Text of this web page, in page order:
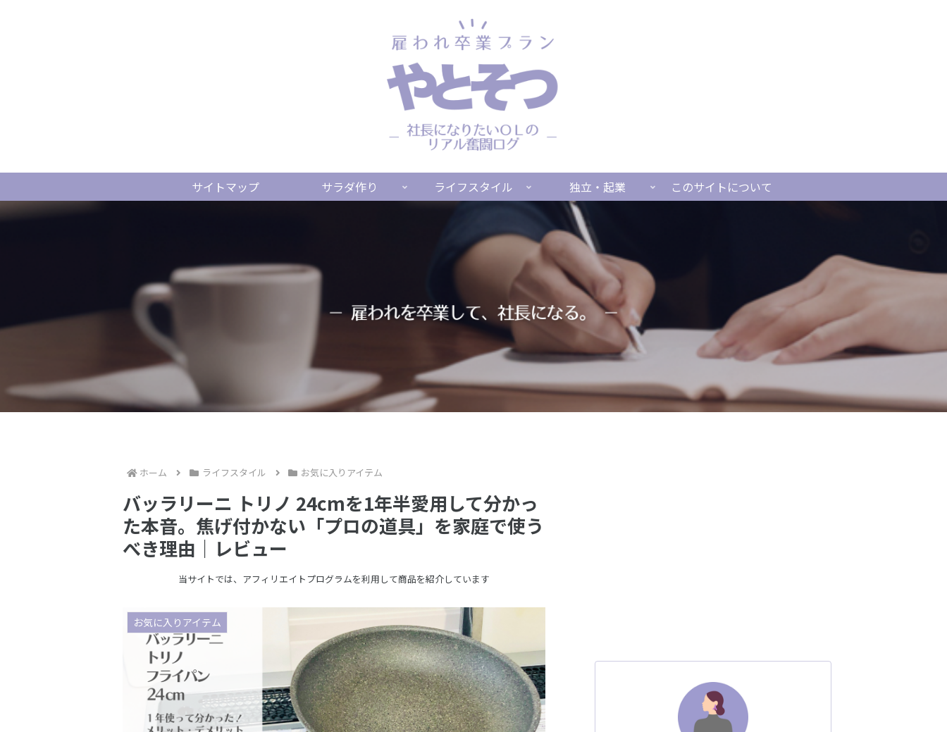
サイトマップ サラダ作り ライフスタイル 独立・起業 このサイトについて
ホーム ライフスタイル お気に入りアイテム
バッラリーニ トリノ 24cmを1年半愛用して分かっ
た本音。焦げ付かない「プロの道具」を家庭で使う
べき理由｜レビュー
当サイトでは、アフィリエイトプログラムを利用して商品を紹介しています
お気に入りアイテム